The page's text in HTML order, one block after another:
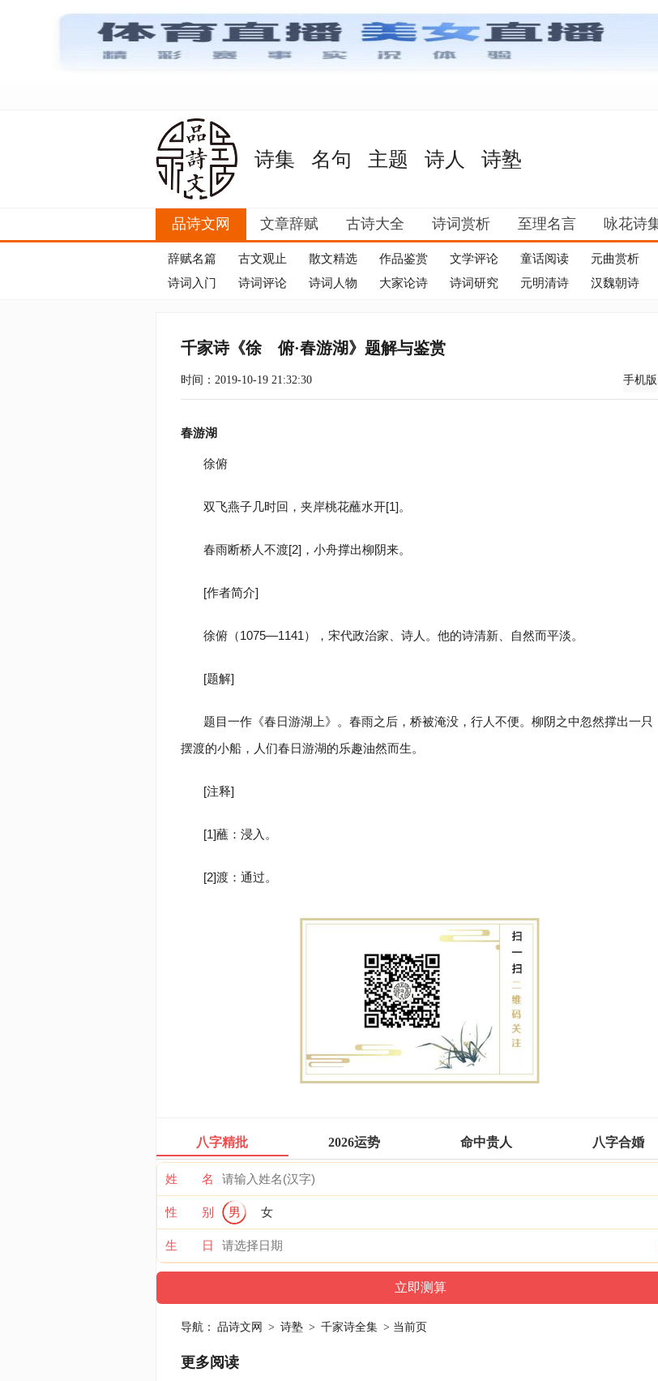
诗集 名句 主题 诗人 诗塾
品诗文网 文章辞赋 古诗大全 诗词赏析 至理名言 咏花诗
辞赋名篇 古文观止 散文精选 作品鉴赏 文学评论 童话阅读 元曲赏析
诗词入门
诗词评论 诗词人物 大家论诗 诗词研究 元明清诗 汉魏朝诗
千家诗《徐 俯·春游湖》题解与鉴赏
时间：2019-10-19 21:32:30 手机版
春游湖
徐俯
双飞燕子几时回，夹岸桃花蘸水开[1]。
春雨断桥人不渡[2]，小舟撑出柳阴来。
[作者简介]
徐俯（1075—1141），宋代政治家、诗人。他的诗清新、自然而平淡。
[题解]
题目一作《春日游湖上》。春雨之后，桥被淹没，行人不便。柳阴之中忽然撑出一只
摆渡的小船，人们春日游湖的乐趣油然而生。
[注释]
[1]蘸：浸入。
[2]渡：通过。
八字精批 2026运势 命中贵人 八字合婚
姓 名
性 别 男 女
生 日
导航： 品诗文网 > 诗塾 > 千家诗全集 > 当前页
更多阅读